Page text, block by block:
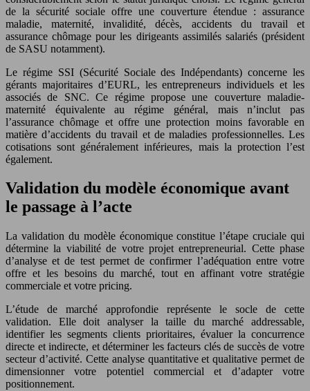
de la sécurité sociale offre une couverture étendue : assurance
maladie, maternité, invalidité, décès, accidents du travail et
assurance chômage pour les dirigeants assimilés salariés (président
de SASU notamment).
Le régime SSI (Sécurité Sociale des Indépendants) concerne les
gérants majoritaires d’EURL, les entrepreneurs individuels et les
associés de SNC. Ce régime propose une couverture maladie-
maternité équivalente au régime général, mais n’inclut pas
l’assurance chômage et offre une protection moins favorable en
matière d’accidents du travail et de maladies professionnelles. Les
cotisations sont généralement inférieures, mais la protection l’est
également.
Validation du modèle économique avant
le passage à l’acte
La validation du modèle économique constitue l’étape cruciale qui
détermine la viabilité de votre projet entrepreneurial. Cette phase
d’analyse et de test permet de confirmer l’adéquation entre votre
offre et les besoins du marché, tout en affinant votre stratégie
commerciale et votre pricing.
L’étude de marché approfondie représente le socle de cette
validation. Elle doit analyser la taille du marché addressable,
identifier les segments clients prioritaires, évaluer la concurrence
directe et indirecte, et déterminer les facteurs clés de succès de votre
secteur d’activité. Cette analyse quantitative et qualitative permet de
dimensionner votre potentiel commercial et d’adapter votre
positionnement.